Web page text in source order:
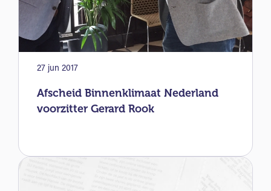
27 jun 2017
Afscheid Binnenklimaat Nederland
voorzitter Gerard Rook